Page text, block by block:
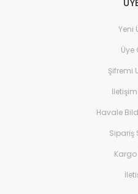
Yeni
Üye
Şifremi
Havale
Sipariş